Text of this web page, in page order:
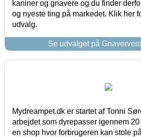
kaniner og gnavere og du finder
og nyeste ting på markedet. Klik her
udvalg.
Se udvalget på
Mydreampet.dk er startet af Tonni
arbejdet som dyrepasser igennem
en shop hvor forbrugeren kan stole